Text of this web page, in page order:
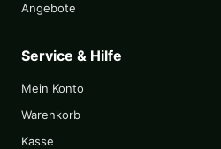
Angebote
Service & Hilfe
Mein Konto
Warenkorb
Kasse